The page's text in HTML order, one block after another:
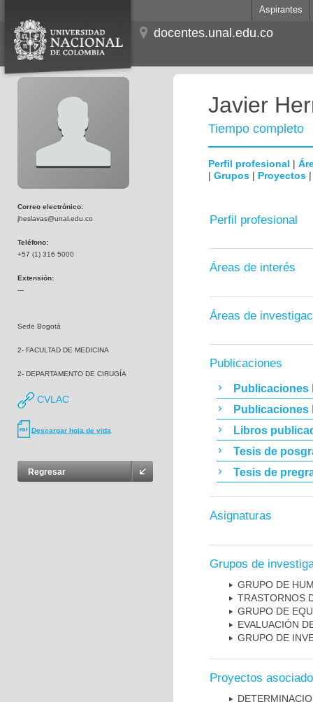
Aspirantes
docentes.unal.edu.co
Correo electrónico:
jheslavas@unal.edu.co
Teléfono:
+57 (1) 316 5000
Extensión:
---
Sede Bogotá
2- FACULTAD DE MEDICINA
2- DEPARTAMENTO DE CIRUGÍA
CVLAC
Descargar hoja de vida
Regresar
Javier
Tiempo completo
Perfil profesional |
| Grupos | Proyectos
Perfil profesional
Áreas de interés
Áreas de
Publicaciones
Publicaciones
Publicaciones
Libros
Tesis de
Tesis de
Asignaturas
Grupos de
GRUPO DE
TRASTORNOS
GRUPO DE
EVALUACIÓN
GRUPO DE
Proyectos